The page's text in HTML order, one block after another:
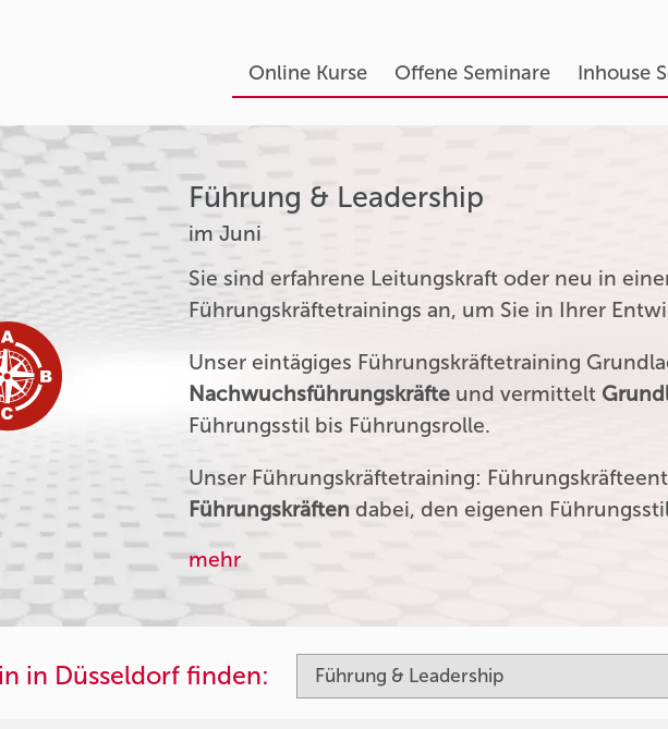
Online Kurse Offene Seminare Inhouse
Führung & Leadership
im Juni
Sie sind erfahrene Leitungskraft oder neu in
Führungskräftetrainings an, um Sie in Ihrer
Unser eintägiges Führungskräftetraining
Nachwuchsführungskräfte und vermittelt
Führungsstil bis Führungsrolle.
Unser Führungskräftetraining:
Führungskräften dabei, den eigenen
mehr
in Düsseldorf finden: